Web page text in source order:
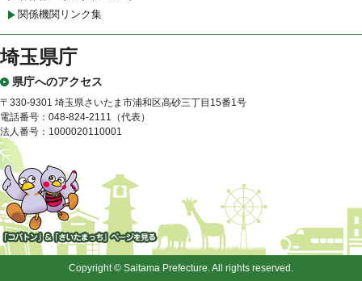
関係機関リンク集
埼玉県庁
県庁へのアクセス
〒330-9301 埼玉県さいたま市浦和区高砂三丁目15番1号
電話番号：048-824-2111（代表）
法人番号：1000020110001
「コバトン」&「さいたまっ
Copyright © Saitama Prefecture. All rights reserved.